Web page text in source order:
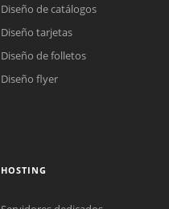
Diseño de catálogos
Diseño tarjetas
Diseño de folletos
Diseño flyer
HOSTING